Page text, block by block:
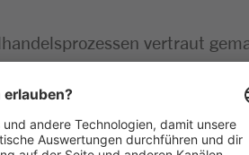
vertraut
zur Kassenabrechnung läuft